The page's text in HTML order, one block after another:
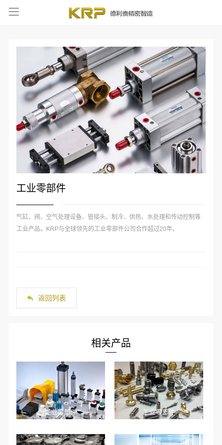
工业零部件
气缸、阀、空气处理设备、管接头、制冷、供热、水处理和传动控制等
工业产品。KRP与全球领先的工业零部件公司合作超过20年。
返回列表
相关产品
工业零部件 工业零部件